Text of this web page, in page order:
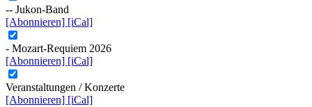
-- Jukon-Band
[Abonnieren] [iCal]
- Mozart-Requiem 2026
[Abonnieren] [iCal]
Veranstaltungen / Konzerte
[Abonnieren] [iCal]